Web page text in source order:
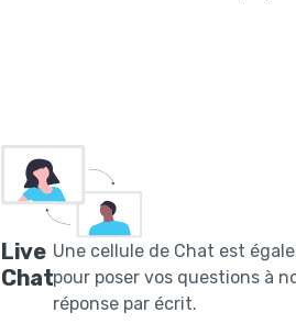
Live
Chat
Une cellule de Chat est
pour poser vos questions à
réponse par écrit.